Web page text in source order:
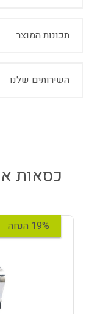
תכונות המוצר
השירותים שלנו
כסאות
19% הנחה